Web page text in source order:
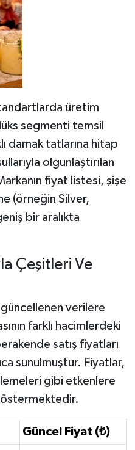
üretim
segmenti temsil
damak tatlarına hitap
olgunlaştırılan
fiyat listesi, şişe
(örneğin Silver,
bir aralıkta
Çeşitleri Ve
güncellenen verilere
farklı hacimlerdeki
satış fiyatları
sunulmuştur. Fiyatlar,
gibi etkenlere
Güncel Fiyat (₺)